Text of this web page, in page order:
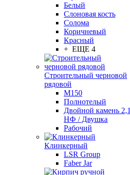
Белый
Слоновая кость
Солома
Коричневый
Красный
+ ЕЩЕ 4
Строительный черновой
рядовой
М150
Полнотелый
Двойной камень 2,1
НФ / Двушка
Рабочий
Клинкерный
LSR Group
Faber Jar